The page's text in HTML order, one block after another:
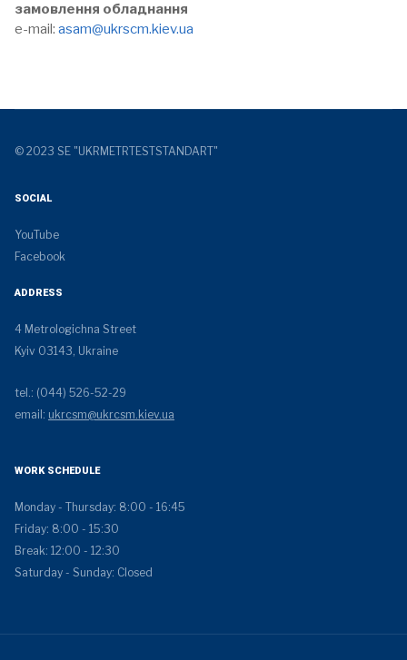
замовлення обладнання
e-mail: asam@ukrscm.kiev.ua
© 2023 SE "UKRMETRTESTSTANDART"
SOCIAL
YouTube
Facebook
ADDRESS
4 Metrologichna Street
Kyiv 03143, Ukraine
tel.: (044) 526-52-29
email: ukrcsm@ukrcsm.kiev.ua
WORK SCHEDULE
Monday - Thursday: 8:00 - 16:45
Friday: 8:00 - 15:30
Break: 12:00 - 12:30
Saturday - Sunday: Closed